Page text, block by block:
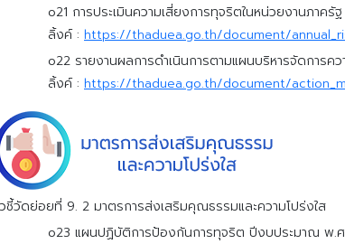
o21 การประเมินความเสี่ยงการทุจริตในหน่วยงานภาค
ลิ้งค์ : https://thaduea.go.th/document/
o22 รายงานผลการดำเนินการตามแผนบริหารจัดการ
ลิ้งค์ : https://thaduea.go.th/document/
ชี้วัดย่อยที่ 9. 2 มาตรการส่งเสริมคุณธรรมและความโปร่งใส
o23 แผนปฏิบัติการป้องกันการทุจริต ปีงบประมาณ พ.